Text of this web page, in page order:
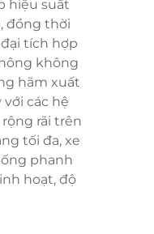
hiệu suất
đồng thời
tích hợp
không
hãm xuất
các hệ
rãi trên
tối đa, xe
phanh
hoạt, độ